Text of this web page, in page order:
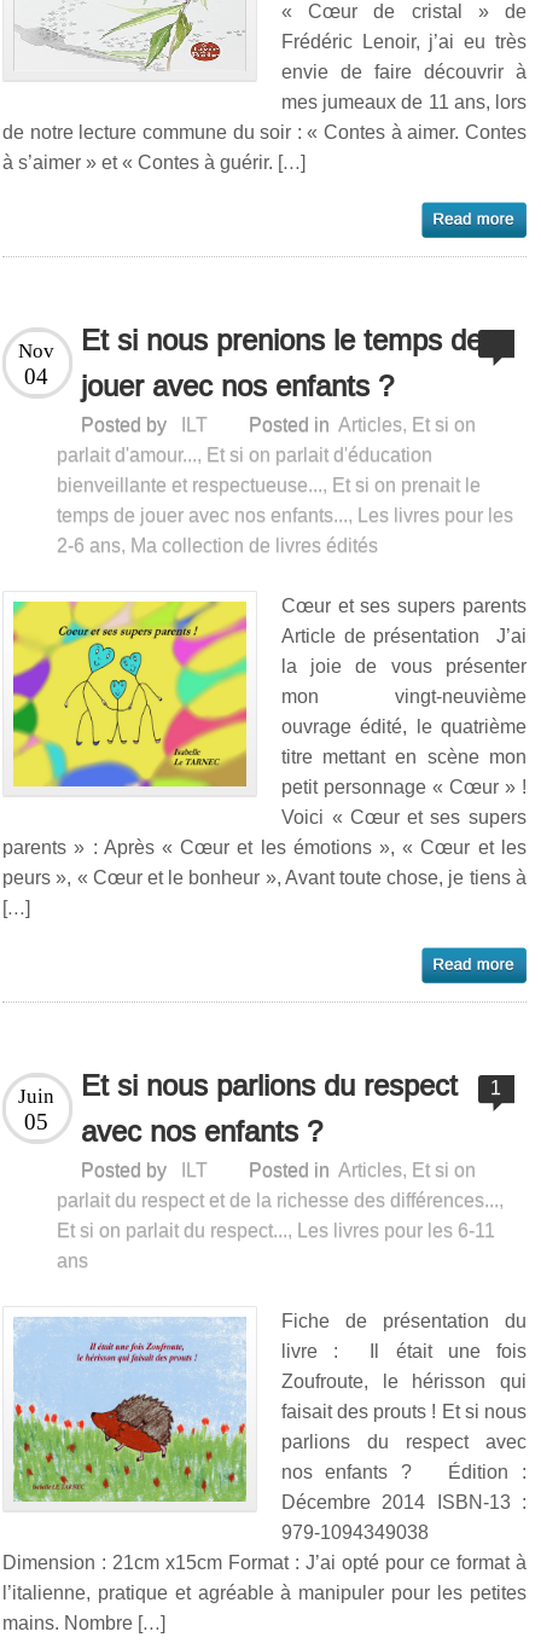
« Cœur de cristal » de
Frédéric Lenoir, j’ai eu très
envie de faire découvrir à
mes jumeaux de 11 ans, lors
de notre lecture commune du soir : « Contes à aimer. Contes
à s’aimer » et « Contes à guérir. […]
Et si nous prenions le temps de
jouer avec nos enfants ?
Nov
04
Posted by ILT Posted in Articles, Et si on
parlait d'amour..., Et si on parlait d'éducation
bienveillante et respectueuse..., Et si on prenait le
temps de jouer avec nos enfants...,
Les livres pour les
2-6 ans, Ma collection de livres édités
Cœur et ses supers parents
Article de présentation J’ai
la joie de vous présenter
mon vingt-neuvième
ouvrage édité, le quatrième
titre mettant en scène mon
petit personnage « Cœur » !
Voici « Cœur et ses supers
parents » : Après « Cœur et les émotions », « Cœur et les
peurs », « Cœur et le bonheur », Avant toute chose, je tiens à
[…]
Et si nous parlions du respect
avec nos enfants ?
Juin
05
Posted by ILT Posted in Articles, Et si on
parlait du respect et de la richesse des différences...,
Et si on parlait du respect...,
Les livres pour les 6-11
ans
1
Fiche de présentation du
livre : Il était une fois
Zoufroute, le hérisson qui
faisait des prouts ! Et si nous
parlions du respect avec
nos enfants ? Édition :
Décembre 2014 ISBN-13 :
979-1094349038
Dimension : 21cm x15cm Format : J’ai opté pour ce format à
l’italienne, pratique et agréable à manipuler pour les petites
mains. Nombre […]